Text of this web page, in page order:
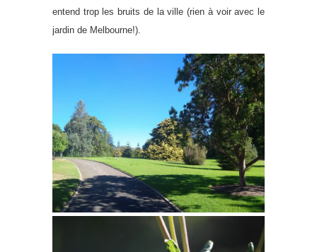
entend trop les bruits de la ville (rien à voir avec le
jardin de Melbourne!).